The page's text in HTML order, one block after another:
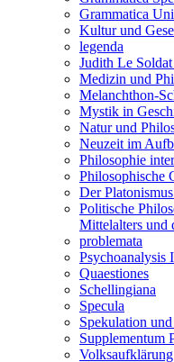
Grammatica
Kultur und
legenda
Judith Le Soldat
Medizin und
Melanchthon-
Mystik in
Natur und
Neuzeit im
Philosophie
Philosophische
Der
Politische
Mittelalters und
problemata
Psychoanalysis
Quaestiones
Schellingiana
Specula
Spekulation
Supplementum
Volksaufklärung